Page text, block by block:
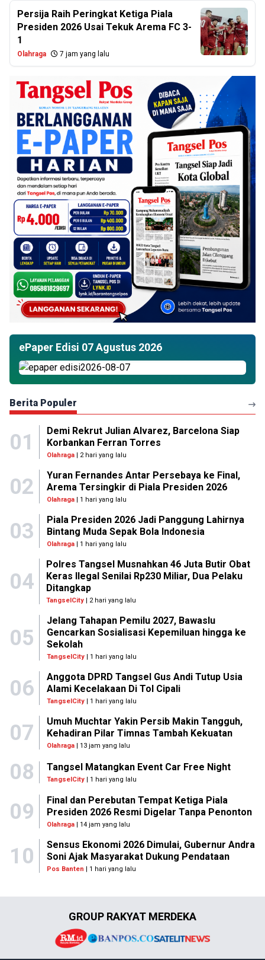
Persija Raih Peringkat Ketiga Piala
Presiden 2026 Usai Tekuk Arema FC 3-
1
Olahraga 7 jam yang lalu
ePaper Edisi 07 Agustus 2026
Berita Populer
01
Demi Rekrut Julian Alvarez, Barcelona Siap
Korbankan Ferran Torres
Olahraga| 2 hari yang lalu
02
Yuran Fernandes Antar Persebaya ke Final,
Arema Tersingkir di Piala Presiden 2026
Olahraga| 1 hari yang lalu
03
Piala Presiden 2026 Jadi Panggung Lahirnya
Bintang Muda Sepak Bola Indonesia
Olahraga| 1 hari yang lalu
04
Polres Tangsel Musnahkan 46 Juta Butir Obat
Keras Ilegal Senilai Rp230 Miliar, Dua Pelaku
Ditangkap
TangselCity | 2 hari yang lalu
05
Jelang Tahapan Pemilu 2027, Bawaslu
Gencarkan Sosialisasi Kepemiluan hingga ke
Sekolah
TangselCity| 1 hari yang lalu
06
Anggota DPRD Tangsel Gus Andi Tutup Usia
Alami Kecelakaan Di Tol Cipali
TangselCity| 1 hari yang lalu
07
Umuh Muchtar Yakin Persib Makin Tangguh,
Kehadiran Pilar Timnas Tambah Kekuatan
Olahraga| 13 jam yang lalu
08 Tangsel Matangkan Event Car Free Night
TangselCity | 1 hari yang lalu
09
Final dan Perebutan Tempat Ketiga Piala
Presiden 2026 Resmi Digelar Tanpa Penonton
Olahraga| 14 jam yang lalu
10
Sensus Ekonomi 2026 Dimulai, Gubernur Andra
Soni Ajak Masyarakat Dukung Pendataan
Pos Banten | 1 hari yang lalu
GROUP RAKYAT MERDEKA